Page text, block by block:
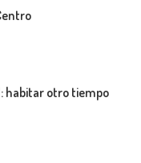
habitar otro tiempo